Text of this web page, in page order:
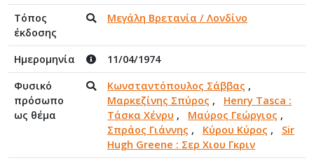
Τόπος
έκδοσης
Μεγάλη Βρετανία / Λονδίνο
Ημερομηνία
11/04/1974
Φυσικό
πρόσωπο
ως θέμα
Κωνσταντόπουλος Σάββας ,
Μαρκεζίνης Σπύρος , Henry Tasca :
Τάσκα Χένρυ , Μαύρος Γεώργιος ,
Σπράος Γιάννης , Κύρου Κύρος , Sir
Hugh Greene : Σερ Χιου Γκριν